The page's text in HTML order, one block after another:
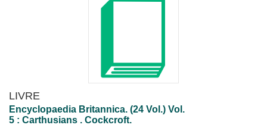
LIVRE
Encyclopaedia Britannica. (24 Vol.) Vol.
5 : Carthusians . Cockcroft.